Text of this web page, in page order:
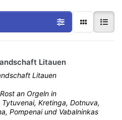
Litauen
Litauen
an Orgeln in
Tytuvenai, Kretinga, Dotnuva,
Pompenai und Vabalninkas